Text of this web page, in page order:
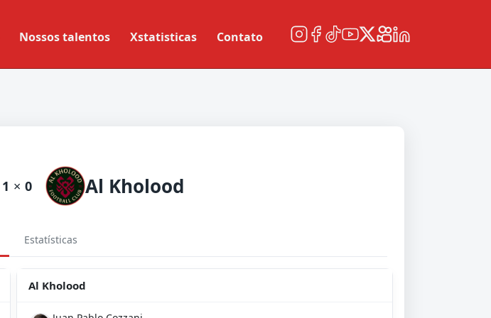
Nossos talentos Xstatisticas Contato
1 × 0 Al Kholood
Estatísticas
Al Kholood